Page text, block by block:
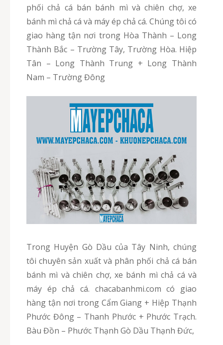
phối chả cá bán bánh mì và chiên chợ, xe
bánh mì chả cá và máy ép chả cá. Chúng tôi có
giao hàng tận nơi trong Hòa Thành – Long
Thành Bắc – Trường Tây, Trường Hòa. Hiệp
Tân – Long Thành Trung + Long Thành
Nam – Trường Đông
Trong Huyện Gò Dầu của Tây Ninh, chúng
tôi chuyên sản xuất và phân phối chả cá bán
bánh mì và chiên chợ, xe bánh mì chả cá và
máy ép chả cá. chacabanhmi.com có giao
hàng tận nơi trong Cẩm Giang + Hiệp Thạnh
Phước Đông – Thanh Phước + Phước Trạch.
Bàu Đồn – Phước Thạnh Gò Dầu Thạnh Đức,